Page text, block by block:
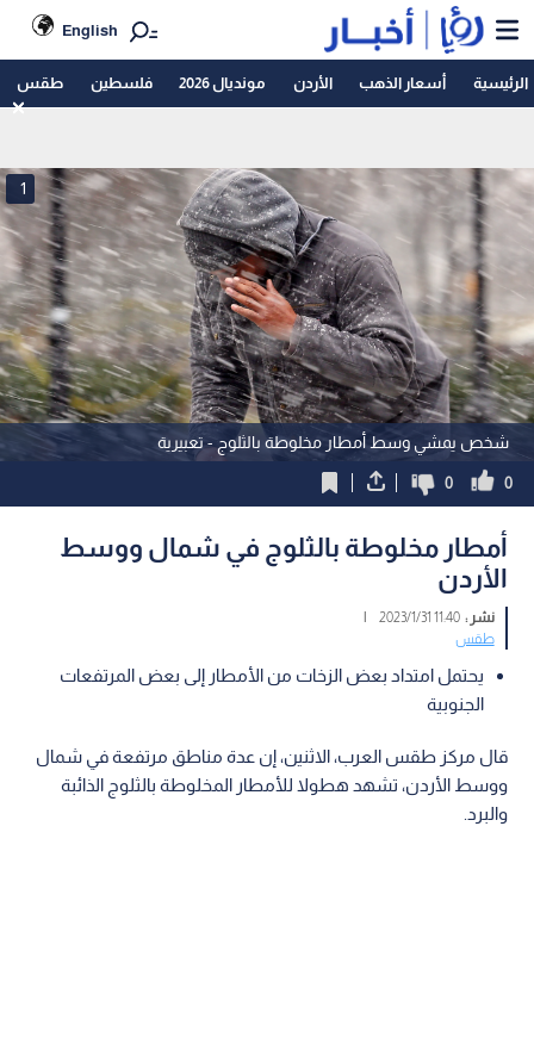
English
الرئيسية أسعار الذهب الأردن مونديال 2026 فلسطين طقس
شخص يمشي وسط أمطار مخلوطة بالثلوج - تعبيرية
1
0
0
أمطار مخلوطة بالثلوج في شمال ووسط
الأردن
نشر :11:40 2023/1/31
|
طقس
يحتمل امتداد بعض الزخات من الأمطار إلى بعض المرتفعات
الجنوبية
قال مركز طقس العرب، الاثنين، إن عدة مناطق مرتفعة في شمال
ووسط الأردن، تشهد هطولا للأمطار المخلوطة بالثلوج الذائبة
والبرد.